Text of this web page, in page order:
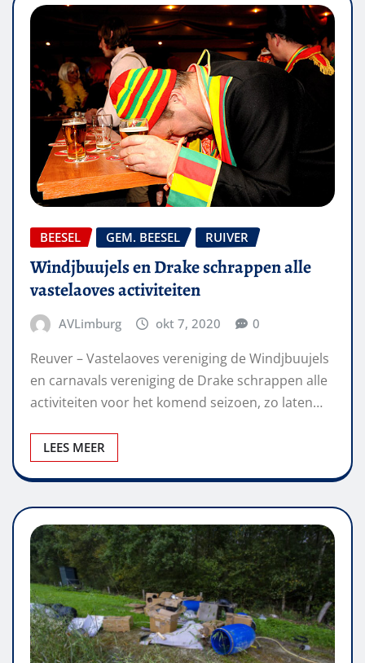
BEESEL GEM. BEESEL RUIVER
Windjbuujels en Drake schrappen alle
vastelaoves activiteiten
AVLimburg okt 7, 2020 0
Reuver – Vastelaoves vereniging de Windjbuujels
en carnavals vereniging de Drake schrappen alle
activiteiten voor het komend seizoen, zo laten…
LEES MEER